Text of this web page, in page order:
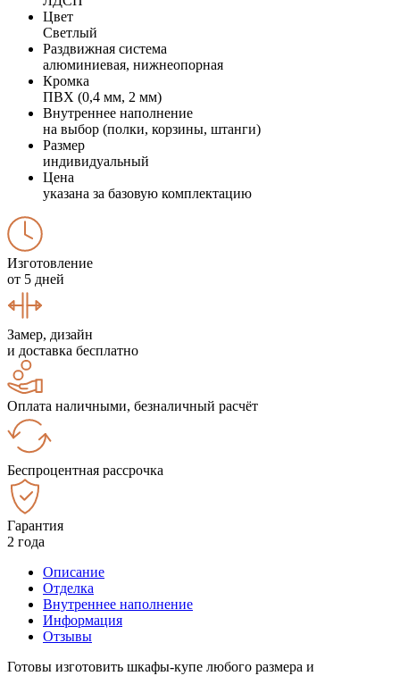
Цвет
Светлый
Раздвижная система
алюминиевая, нижнеопорная
Кромка
ПВХ (0,4 мм, 2 мм)
Внутреннее наполнение
на выбор (полки, корзины, штанги)
Размер
индивидуальный
Цена
указана за базовую комплектацию
Изготовление
от 5 дней
Замер, дизайн
и доставка бесплатно
Оплата наличными, безналичный расчёт
Беспроцентная рассрочка
Гарантия
2 года
Описание
Отделка
Внутреннее наполнение
Информация
Отзывы
Готовы изготовить шкафы-купе любого размера и